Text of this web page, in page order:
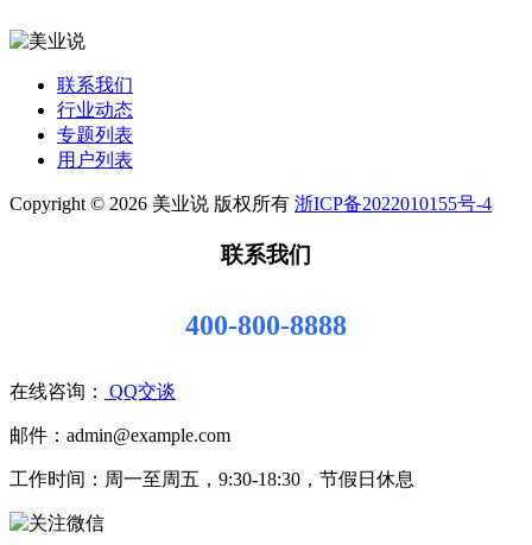
联系我们
行业动态
专题列表
用户列表
Copyright © 2026 美业说 版权所有 浙ICP备2022010155号-4
联系我们
400-800-8888
在线咨询： QQ交谈
邮件：admin@example.com
工作时间：周一至周五，9:30-18:30，节假日休息